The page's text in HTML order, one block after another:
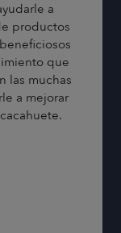
a
productos
que
las muchas
a mejorar